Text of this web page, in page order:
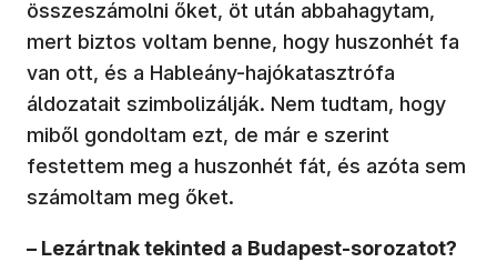
összeszámolni őket, öt után abbahagytam,
mert biztos voltam benne, hogy huszonhét fa
van ott, és a Hableány-hajókatasztrófa
áldozatait szimbolizálják. Nem tudtam, hogy
miből gondoltam ezt, de már e szerint
festettem meg a huszonhét fát, és azóta sem
számoltam meg őket.
– Lezártnak tekinted a Budapest-sorozatot?